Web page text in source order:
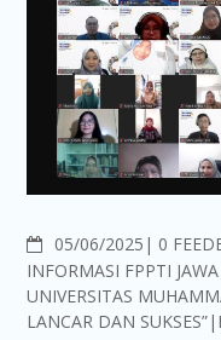
05/06/2025
0
INFORMASI FPPTI
UNIVERSITAS
LANCAR DAN SUKSES”